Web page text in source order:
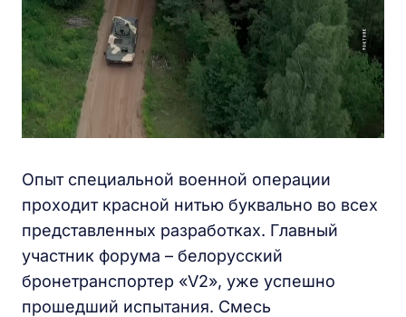
Опыт специальной военной операции
проходит красной нитью буквально во всех
представленных разработках. Главный
участник форума – белорусский
бронетранспортер «V2», уже успешно
прошедший испытания. Смесь